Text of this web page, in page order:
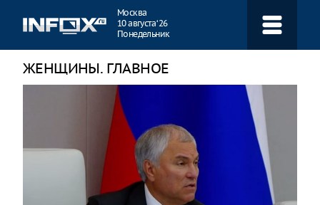
Москва
10 августа ‘26
Понедельник
ЖЕНЩИНЫ. ГЛАВНОЕ